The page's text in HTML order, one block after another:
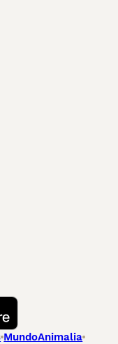
MundoAnimalia